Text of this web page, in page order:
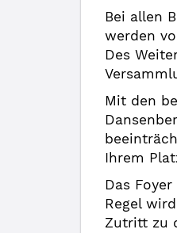
Bei allen
werden
Des
Mit den
Ihrem
Das
Regel
Zutritt zu